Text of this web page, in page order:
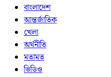
বাংলাদেশ
আন্তর্জাতিক
খেলা
অর্থনীতি
মতামত
ভিডিও